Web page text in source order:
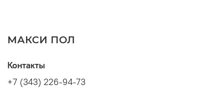
МАКСИ ПОЛ
Контакты
+7 (343) 226-94-73